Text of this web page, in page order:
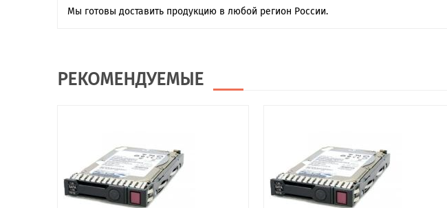
Мы готовы доставить продукцию в любой регион России.
РЕКОМЕНДУЕМЫЕ